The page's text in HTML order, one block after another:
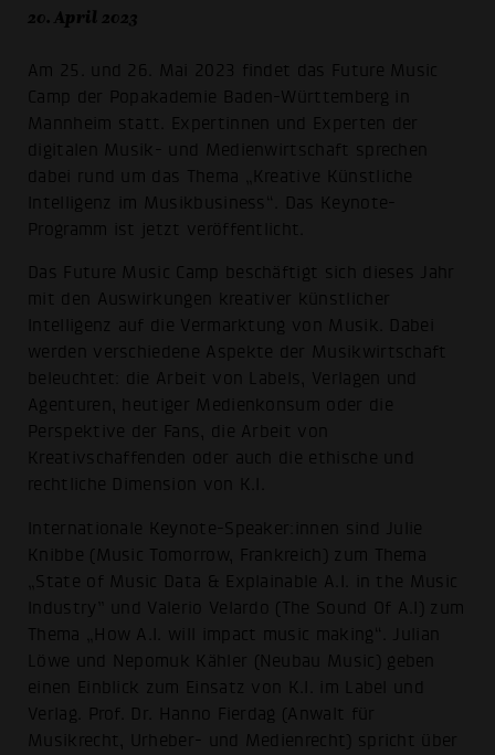
20. April 2023
Am 25. und 26. Mai 2023 findet das Future Music
Camp der Popakademie Baden-Württemberg in
Mannheim statt. Expertinnen und Experten der
digitalen Musik- und Medienwirtschaft sprechen
dabei rund um das Thema „Kreative Künstliche
Intelligenz im Musikbusiness“. Das Keynote-
Programm ist jetzt veröffentlicht.
Das Future Music Camp beschäftigt sich dieses Jahr
mit den Auswirkungen kreativer künstlicher
Intelligenz auf die Vermarktung von Musik. Dabei
werden verschiedene Aspekte der Musikwirtschaft
beleuchtet: die Arbeit von Labels, Verlagen und
Agenturen, heutiger Medienkonsum oder die
Perspektive der Fans, die Arbeit von
Kreativschaffenden oder auch die ethische und
rechtliche Dimension von K.I.
Internationale Keynote-Speaker:innen sind Julie
Knibbe (Music Tomorrow, Frankreich) zum Thema
„State of Music Data & Explainable A.I. in the Music
Industry” und Valerio Velardo (The Sound Of A.I) zum
Thema „How A.I. will impact music making“. Julian
Löwe und Nepomuk Kähler (Neubau Music) geben
einen Einblick zum Einsatz von K.I. im Label und
Verlag. Prof. Dr. Hanno Fierdag (Anwalt für
Musikrecht, Urheber- und Medienrecht) spricht über